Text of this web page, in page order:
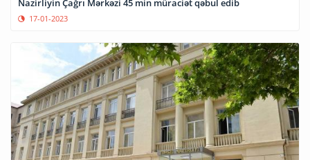
Nazirliyin Çağrı Mərkəzi 45 min müraciət qəbul edib
17-01-2023